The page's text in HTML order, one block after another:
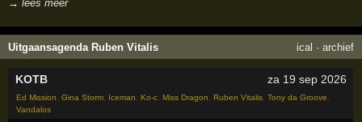
→ lees meer
Uitgaansagenda Ruben Vitalis ical · archief
KOTB za 19 sep 2026
Ed Mission ,Gina Storm Iceman ,Ko-c ,Miss Dragon ,Ruben Vitalis ,Tony da Groove
Vandalos